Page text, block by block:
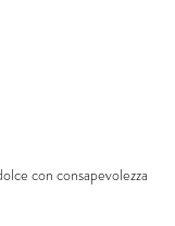
con consapevolezza